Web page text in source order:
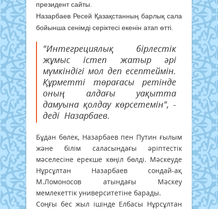
президент сайты.
Назарбаев Ресей Қазақстанның барлық сала
бойынша сенімді серіктесі екенін атап өтті.
"Интегрециялық бірлестік
жұмыс істеп жатыр әрі
мүмкіндігі мол деп есептеймін.
Құрметті төрағасы ретінде
оның алдағы уақытта
дамуына қолдау көрсетемін", -
деді Назарбаев.
Бұдан бөлек, Назарбаев пен Путин ғылым
және білім саласындағы әріптестік
мәселесіне ерекше көңіл бөлді. Мәскеуде
Нұрсұлтан Назарбаев сондай-ақ
М.Ломоносов атындағы Мәскеу
мемлекеттік университетіне барады.
Соңғы бес жыл ішінде Елбасы Нұрсұлтан